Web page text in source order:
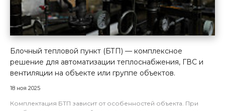
Блочный тепловой пункт (БТП) — комплексное
решение для автоматизации теплоснабжения, ГВС и
вентиляции на объекте или группе объектов.
18 ноя 2025
Комплектация БТП зависит от особенностей объекта. При